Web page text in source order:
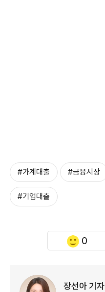
#가계대출 #금융시장
#기업대출
0
장선아 기자